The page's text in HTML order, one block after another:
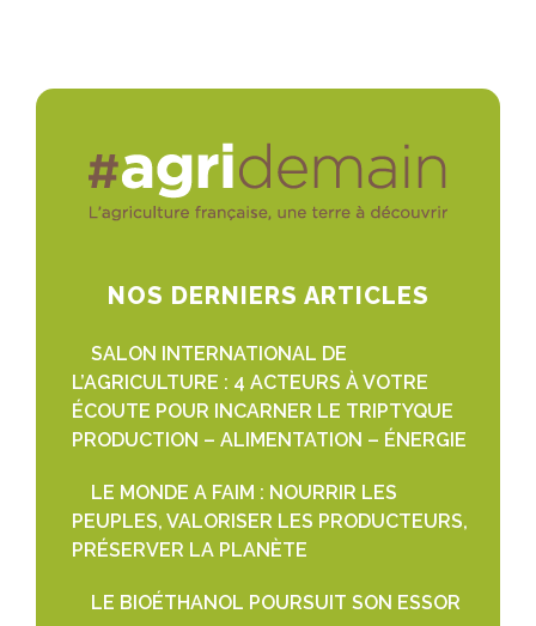
NOS DERNIERS ARTICLES
SALON INTERNATIONAL DE
L’AGRICULTURE : 4 ACTEURS À VOTRE
ÉCOUTE POUR INCARNER LE TRIPTYQUE
PRODUCTION – ALIMENTATION – ÉNERGIE
LE MONDE A FAIM : NOURRIR LES
PEUPLES, VALORISER LES PRODUCTEURS,
PRÉSERVER LA PLANÈTE
LE BIOÉTHANOL POURSUIT SON ESSOR